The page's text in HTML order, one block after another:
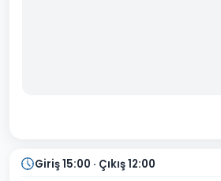
Giriş 15:00 · Çıkış 12:00